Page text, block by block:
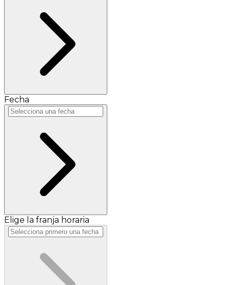
Fecha
Elige la franja horaria